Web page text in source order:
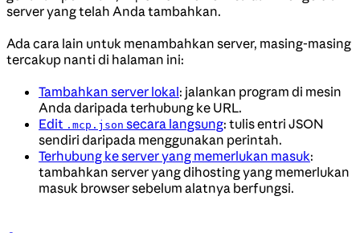
server yang telah Anda tambahkan.
Ada cara lain untuk menambahkan server, masing-masing
tercakup nanti di halaman ini:
Tambahkan server lokal: jalankan program di mesin
Anda daripada terhubung ke URL.
Edit .mcp.json secara langsung: tulis entri JSON
sendiri daripada menggunakan perintah.
Terhubung ke server yang memerlukan masuk:
tambahkan server yang dihosting yang memerlukan
masuk browser sebelum alatnya berfungsi.